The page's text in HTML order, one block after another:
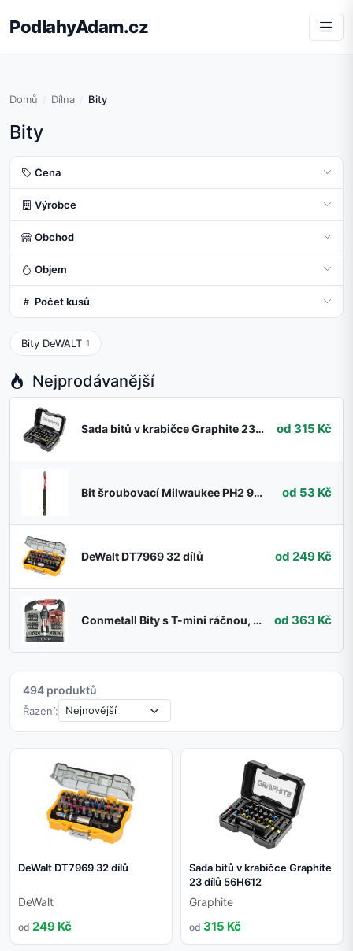
PodlahyAdam.cz
Domů Dílna Bity
Bity
Cena
Výrobce
Obchod
Objem
Počet kusů
Bity DeWALT 1
Nejprodávanější
Sada bitů v krabičce Graphite 23 dílů 56H612 od 315 Kč
Bit šroubovací Milwaukee PH2 90 mm Shockwave 4932430856 od 53 Kč
DeWalt DT7969 32 dílů od 249 Kč
Conmetall Bity s T-mini ráčnou, sada 24 ks od 363 Kč
494 produktů
Řazení:
DeWalt DT7969 32 dílů
DeWalt
od 249 Kč
Sada bitů v krabičce Graphite
23 dílů 56H612
Graphite
od 315 Kč